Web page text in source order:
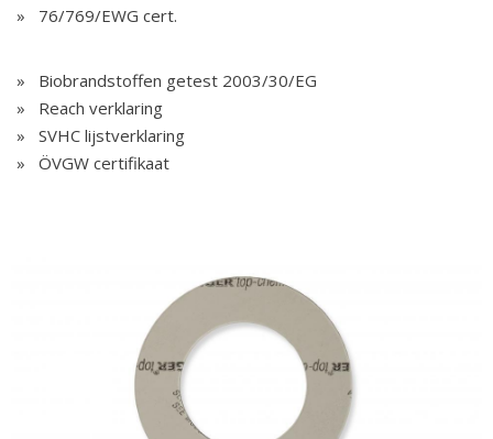
76/769/EWG cert.
Biobrandstoffen getest 2003/30/EG
Reach verklaring
SVHC lijstverklaring
ÖVGW certifikaat